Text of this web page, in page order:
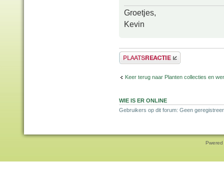
Groetjes,
Kevin
Plaats een reactie
Keer terug naar Planten collecties en
WIE IS ER ONLINE
Gebruikers op dit forum: Geen